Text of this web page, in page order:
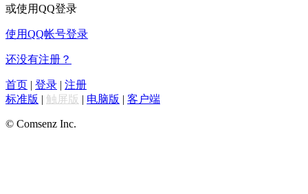
或使用QQ登录
使用QQ帐号登录
还没有注册？
首页 | 登录 | 注册
标准版 | 触屏版 | 电脑版 | 客户端
© Comsenz Inc.